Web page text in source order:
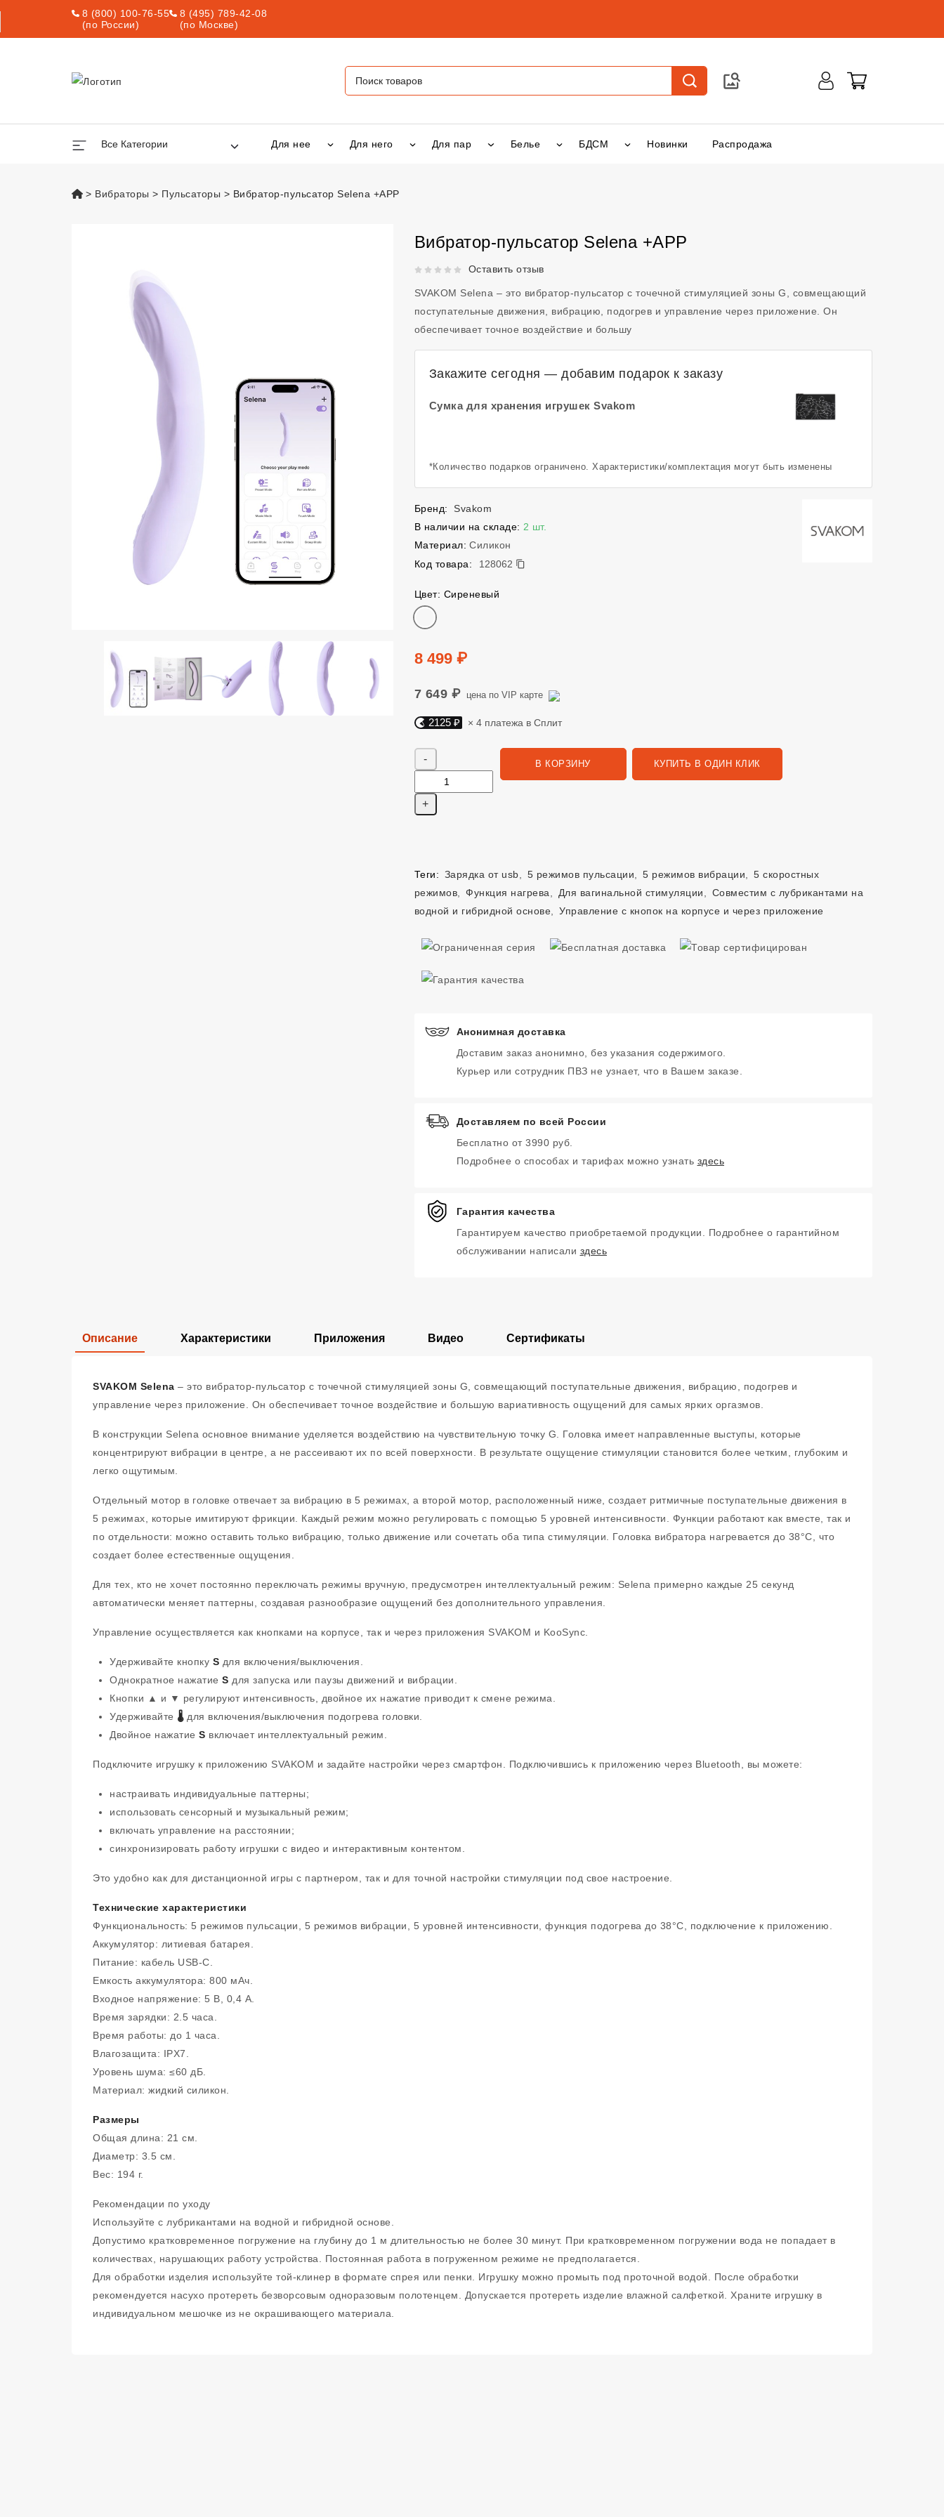
8 (800) 100-76-55
(по России)
8 (495) 789-42-08
(по Москве)
Все Категории Для нее Для него Для пар Белье БДСМ Новинки Распродажа
vsexshop.ru
Вибраторы Пульсаторы Вибратор-пульсатор Selena +APP
Вибратор-пульсатор Selena +APP
Рейтинг 5 из 5.Оставить отзыв
SVAKOM Selena – это вибратор-пульсатор с точечной стимуляцией зоны G, совмещающий
поступательные движения, вибрацию, подогрев и управление через приложение. Он
обеспечивает точное воздействие и большу
Закажите сегодня — добавим подарок к заказу
Сумка для хранения игрушек Svakom
*Количество подарков ограничено. Характеристики/комплектация могут быть изменены
Бренд:
Svakom
В наличии на складе: 2 шт.
Материал: Силикон
Код товара:
128062
128062
Цвет: Сиреневый
Цвет
Цена
8 499 ₽
7 649 ₽ цена по VIP карте
Яндекс Сплит. 2125 руб, 4 платежа в Сплит
2125 ₽ × 4 платежа в Сплит
В КОРЗИНУ КУПИТЬ В ОДИН КЛИК
Теги: Зарядка от usb 5 режимов пульсации 5 режимов вибрации
5 скоростных
режимов
Функция нагрева Для вагинальной стимуляции
Совместим с лубрикантами на
водной и гибридной основе
Управление с кнопок на корпусе и через приложение
Анонимная доставка
Доставим заказ анонимно, без указания содержимого.
Курьер или сотрудник ПВЗ не узнает, что в Вашем заказе.
Доставляем по всей России
Бесплатно от 3990 руб.
Подробнее о способах и тарифах можно узнать здесь
Гарантия качества
Гарантируем качество приобретаемой продукции. Подробнее о гарантийном
обслуживании написали здесь
Описание Характеристики Приложения Видео Сертификаты
SVAKOM Selena – это вибратор-пульсатор с точечной стимуляцией зоны G, совмещающий поступательные движения, вибрацию, подогрев и
управление через приложение. Он обеспечивает точное воздействие и большую вариативность ощущений для самых ярких оргазмов.
В конструкции Selena основное внимание уделяется воздействию на чувствительную точку G. Головка имеет направленные выступы, которые
концентрируют вибрации в центре, а не рассеивают их по всей поверхности. В результате ощущение стимуляции становится более четким, глубоким и
легко ощутимым.
Отдельный мотор в головке отвечает за вибрацию в 5 режимах, а второй мотор, расположенный ниже, создает ритмичные поступательные движения в
5 режимах, которые имитируют фрикции. Каждый режим можно регулировать с помощью 5 уровней интенсивности. Функции работают как вместе, так и
по отдельности: можно оставить только вибрацию, только движение или сочетать оба типа стимуляции. Головка вибратора нагревается до 38°C, что
создает более естественные ощущения.
Для тех, кто не хочет постоянно переключать режимы вручную, предусмотрен интеллектуальный режим: Selena примерно каждые 25 секунд
автоматически меняет паттерны, создавая разнообразие ощущений без дополнительного управления.
Управление осуществляется как кнопками на корпусе, так и через приложения SVAKOM и KooSync.
Удерживайте кнопку S для включения/выключения.
Однократное нажатие S для запуска или паузы движений и вибрации.
Кнопки ▲ и ▼ регулируют интенсивность, двойное их нажатие приводит к смене режима.
Удерживайте 🌡для включения/выключения подогрева головки.
Двойное нажатие S включает интеллектуальный режим.
Подключите игрушку к приложению SVAKOM и задайте настройки через смартфон. Подключившись к приложению через Bluetooth, вы можете:
настраивать индивидуальные паттерны;
использовать сенсорный и музыкальный режим;
включать управление на расстоянии;
синхронизировать работу игрушки с видео и интерактивным контентом.
Это удобно как для дистанционной игры с партнером, так и для точной настройки стимуляции под свое настроение.
Технические характеристики
Функциональность: 5 режимов пульсации, 5 режимов вибрации, 5 уровней интенсивности, функция подогрева до 38°C, подключение к приложению.
Аккумулятор: литиевая батарея.
Питание: кабель USB-C.
Емкость аккумулятора: 800 мАч.
Входное напряжение: 5 В, 0,4 А.
Время зарядки: 2.5 часа.
Время работы: до 1 часа.
Влагозащита: IPX7.
Уровень шума: ≤60 дБ.
Материал: жидкий силикон.
Размеры
Общая длина: 21 см.
Диаметр: 3.5 см.
Вес: 194 г.
Рекомендации по уходу
Используйте с лубрикантами на водной и гибридной основе.
Допустимо кратковременное погружение на глубину до 1 м длительностью не более 30 минут. При кратковременном погружении вода не попадает в
количествах, нарушающих работу устройства. Постоянная работа в погруженном режиме не предполагается.
Для обработки изделия используйте той-клинер в формате спрея или пенки. Игрушку можно промыть под проточной водой. После обработки
рекомендуется насухо протереть безворсовым одноразовым полотенцем. Допускается протереть изделие влажной салфеткой. Храните игрушку в
индивидуальном мешочке из не окрашивающего материала.